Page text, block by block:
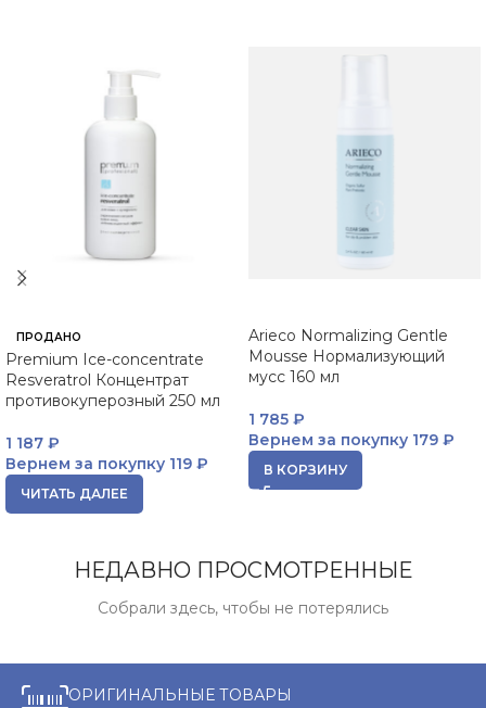
ПРОДАНО
Premium Ice-concentrate
Resveratrol Концентрат
противокуперозный 250 мл
1 187 ₽
Вернем за покупку 119 ₽
ЧИТАТЬ ДАЛЕЕ
Arieco Normalizing Gentle
Mousse Нормализующий
мусс 160 мл
1 785 ₽
Вернем за покупку 179 ₽
В КОРЗИНУ
НЕДАВНО ПРОСМОТРЕННЫЕ
Собрали здесь, чтобы не потерялись
ОРИГИНАЛЬНЫЕ ТОВАРЫ